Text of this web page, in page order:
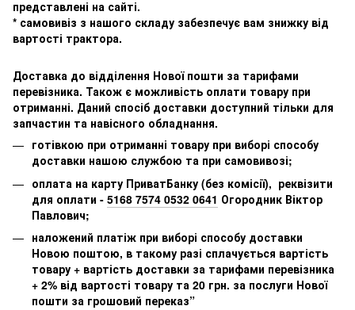
представлені на сайті.
* самовивіз з нашого складу забезпечує вам знижку від
вартості трактора.
Доставка до відділення Нової пошти за тарифами
перевізника. Також є можливість оплати товару при
отриманні. Даний спосіб доставки доступний тільки для
запчастин та навісного обладнання.
готівкою при отриманні товару при виборі способу
доставки нашою службою та при самовивозі;
оплата на карту ПриватБанку (без комісії), реквізити
для оплати - 5168 7574 0532 0641 Огородник Віктор
Павлович;
наложений платіж при виборі способу доставки
Новою поштою, в такому разі сплачується вартість
товару + вартість доставки за тарифами перевізника
+ 2% від вартості товару та 20 грн. за послуги Нової
пошти за грошовий переказ”